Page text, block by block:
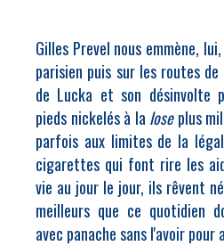
Gilles Prevel nous emmène,
parisien puis sur les routes
de Lucka et son désinvolte
pieds nickelés à la loseplus
parfois aux limites de la
cigarettes qui font rire les
vie au jour le jour, ils rêvent
meilleurs que ce quotidien
avec panache sans l'avoir